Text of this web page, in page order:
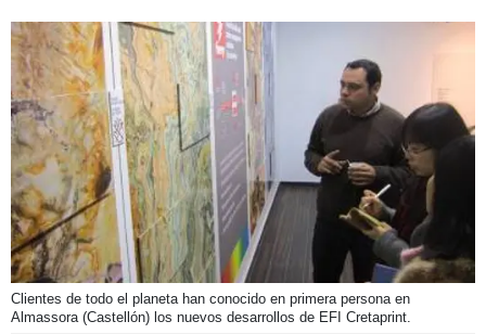
Clientes de todo el planeta han conocido en primera persona en
Almassora (Castellón) los nuevos desarrollos de EFI Cretaprint.